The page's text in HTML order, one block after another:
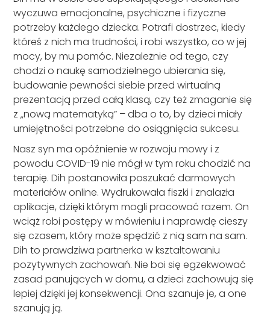
wyczuwa emocjonalne, psychiczne i fizyczne
potrzeby każdego dziecka. Potrafi dostrzec, kiedy
któreś z nich ma trudności, i robi wszystko, co w jej
mocy, by mu pomóc. Niezależnie od tego, czy
chodzi o naukę samodzielnego ubierania się,
budowanie pewności siebie przed wirtualną
prezentacją przed całą klasą, czy też zmaganie się
z „nową matematyką” – dba o to, by dzieci miały
umiejętności potrzebne do osiągnięcia sukcesu.
Nasz syn ma opóźnienie w rozwoju mowy i z
powodu COVID-19 nie mógł w tym roku chodzić na
terapię. Dih postanowiła poszukać darmowych
materiałów online. Wydrukowała fiszki i znalazła
aplikacje, dzięki którym mogli pracować razem. On
wciąż robi postępy w mówieniu i naprawdę cieszy
się czasem, który może spędzić z nią sam na sam.
Dih to prawdziwa partnerka w kształtowaniu
pozytywnych zachowań. Nie boi się egzekwować
zasad panujących w domu, a dzieci zachowują się
lepiej dzięki jej konsekwencji. Ona szanuje je, a one
szanują ją.